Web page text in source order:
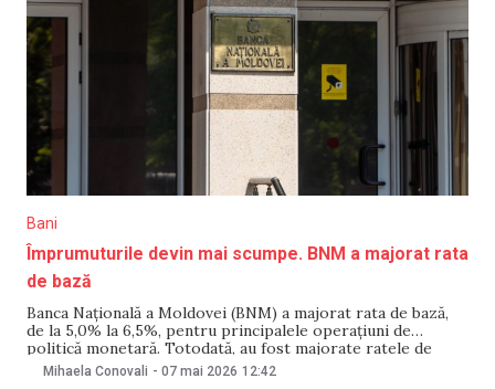
Bani
Împrumuturile devin mai scumpe. BNM a majorat rata
de bază
Banca Națională a Moldovei (BNM) a majorat rata de bază,
de la 5,0% la 6,5%, pentru principalele operațiuni de
politică monetară. Totodată, au fost majorate ratele de
dobândă la creditele overnight, operațiunile repo și
Mihaela Conovali - 07 mai 2026 12:42